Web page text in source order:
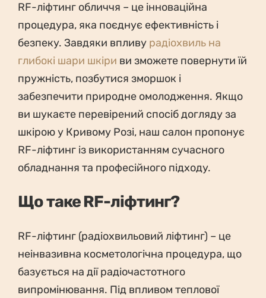
RF-ліфтинг обличчя – це інноваційна
процедура, яка поєднує ефективність і
безпеку. Завдяки впливу радіохвиль на
глибокі шари шкіри ви зможете повернути їй
пружність, позбутися зморшок і
забезпечити природне омолодження. Якщо
ви шукаєте перевірений спосіб догляду за
шкірою у Кривому Розі, наш салон пропонує
RF-ліфтинг із використанням сучасного
обладнання та професійного підходу.
Що таке RF-ліфтинг?
RF-ліфтинг (радіохвильовий ліфтинг) – це
неінвазивна косметологічна процедура, що
базується на дії радіочастотного
випромінювання. Під впливом теплової